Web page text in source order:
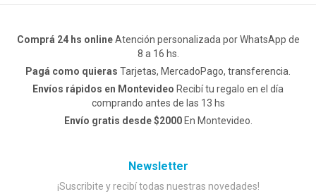
Comprá 24 hs onlineAtención personalizada por WhatsApp de
8 a 16 hs.
Pagá como quieras Tarjetas, MercadoPago, transferencia.
Envíos rápidos en Montevideo Recibí tu regalo en el día
comprando antes de las 13 hs
Envío gratis desde $2000En Montevideo.
Newsletter
¡Suscribite y recibí todas nuestras novedades!